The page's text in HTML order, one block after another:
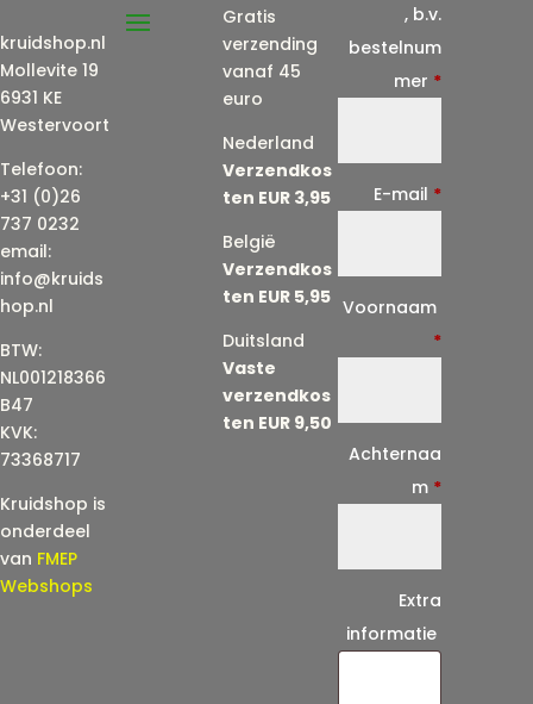
kruidshop.nl
Mollevite 19
6931 KE
Westervoort
Telefoon:
+31 (0)26
737 0232
email:
info@kruids
hop.nl
BTW:
NL001218366
B47
KVK:
73368717
Kruidshop is
onderdeel
van FMEP
Webshops
Gratis
verzending
vanaf 45
euro
Nederland
Verzendkos
ten EUR 3,95
België
Verzendkos
ten EUR 5,95
Duitsland
Vaste
verzendkos
ten EUR 9,50
, b.v.
bestelnum
mer *
E-mail *
Voornaam
*
Achternaa
m *
Extra
informatie